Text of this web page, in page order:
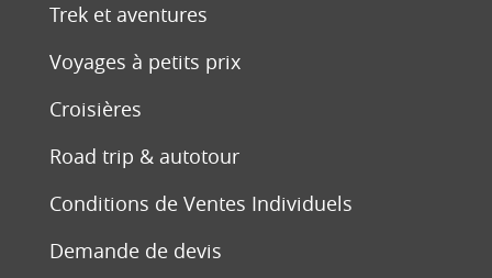
Trek et aventures
Voyages à petits prix
Croisières
Road trip & autotour
Conditions de Ventes Individuels
Demande de devis